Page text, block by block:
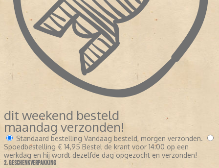
dit weekend besteld
maandag verzonden!
Standaard bestelling Vandaag besteld, morgen verzonden.
Spoedbestelling € 14,95 Bestel de krant voor 14:00 op een
werkdag en hij wordt dezelfde dag opgezocht en verzonden!
2. GESCHENKVERPAKKING